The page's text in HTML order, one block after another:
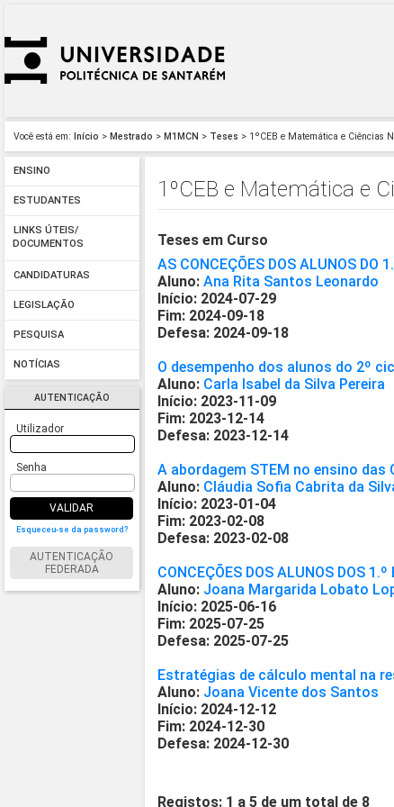
Você está em: Início > Mestrado > M1MCN > Teses > 1ºCEB e Matemática e Ciências
ENSINO
ESTUDANTES
LINKS ÚTEIS/
DOCUMENTOS
CANDIDATURAS
LEGISLAÇÃO
PESQUISA
NOTÍCIAS
AUTENTICAÇÃO
Utilizador
Senha
VALIDAR
Esqueceu-se da password?
AUTENTICAÇÃO
FEDERADA
1ºCEB e Matemática e
Teses em Curso
AS CONCEÇÕES DOS ALUNOS DO
Aluno:Ana Rita Santos Leonardo
Início: 2024-07-29
Fim: 2024-09-18
Defesa: 2024-09-18
O desempenho dos alunos do 2º
Aluno: Carla Isabel da Silva Pereira
Início: 2023-11-09
Fim: 2023-12-14
Defesa: 2023-12-14
A abordagem STEM no ensino
Aluno: Cláudia Sofia Cabrita da
Início: 2023-01-04
Fim: 2023-02-08
Defesa: 2023-02-08
CONCEÇÕES DOS ALUNOS DOS
Aluno: Joana Margarida Lobato
Início: 2025-06-16
Fim: 2025-07-25
Defesa: 2025-07-25
Estratégias de cálculo mental na
Aluno: Joana Vicente dos Santos
Início: 2024-12-12
Fim: 2024-12-30
Defesa: 2024-12-30
Registos: 1 a 5 de um total de 8